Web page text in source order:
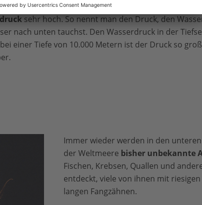
ist dunkel und mitrund null bis vier Grad
kälter als
sehr hoch. So nennt man den Druck, den
nach unten tauchst. Den Wasserdruck in der
einer Tiefe von 10.000 Metern ist der Druck so
Immer wieder werden in den
der Weltmeere bisher unbekannte
Fischen, Krebsen, Quallen und
entdeckt, viele von ihnen mit
langen Fangzähnen.